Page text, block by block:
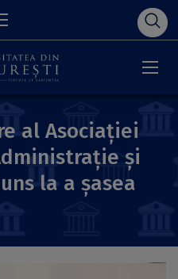
al Asociației
și
la a șasea